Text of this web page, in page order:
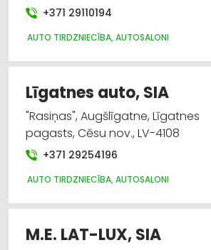
+371 29110194
AUTO TIRDZNIECĪBA, AUTOSALONI
Līgatnes auto, SIA
"Rasiņas", Augšlīgatne, Līgatnes
pagasts, Cēsu nov., LV-4108
+371 29254196
AUTO TIRDZNIECĪBA, AUTOSALONI
M.E. LAT-LUX, SIA